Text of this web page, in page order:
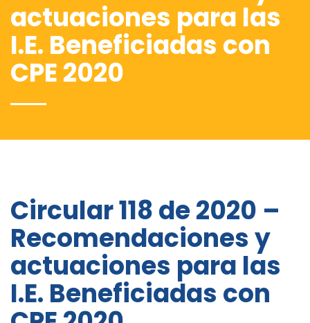
actuaciones para las
I.E. Beneficiadas con
CPE 2020
Circular 118 de 2020 –
Recomendaciones y
actuaciones para las
I.E. Beneficiadas con